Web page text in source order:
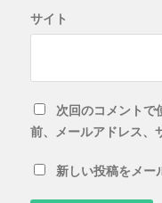
サイト
次回のコメントで
前、メールアドレス、
新しい投稿をメー